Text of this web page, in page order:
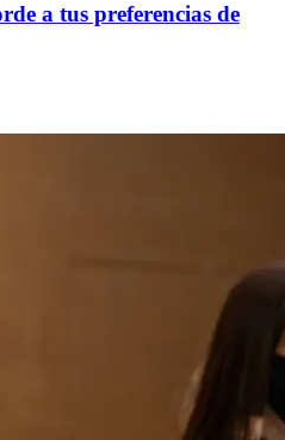
a tus preferencias de